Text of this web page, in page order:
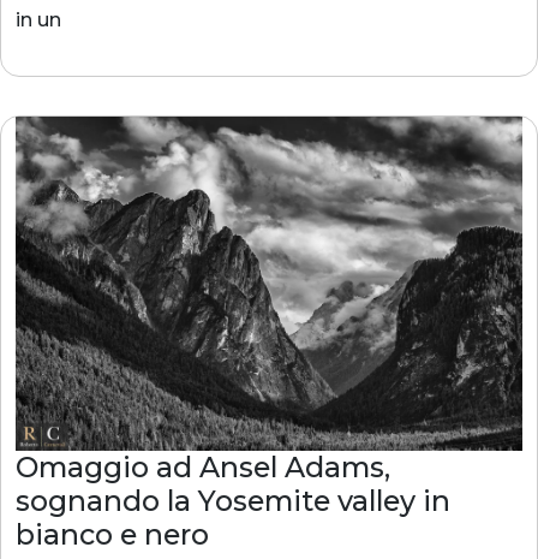
in un
Omaggio ad Ansel Adams,
sognando la Yosemite valley in
bianco e nero